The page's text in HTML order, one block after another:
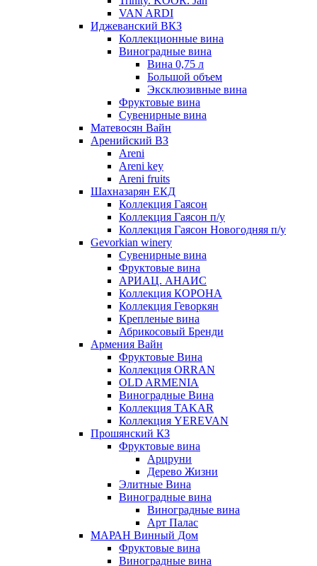
VAN ARDI
Иджеванский ВКЗ
Коллекционные вина
Виноградные вина
Вина 0,75 л
Большой объем
Эксклюзивные вина
Фруктовые вина
Cувенирные вина
Матевосян Вайн
Аренийский ВЗ
Areni
Areni key
Areni fruits
Шахназарян ЕКД
Коллекция Гаясон
Коллекция Гаясон п/у
Коллекция Гаясон Новогодняя п/у
Gevorkian winery
Сувенирные вина
Фруктовые вина
АРИАЦ. АНАИС
Коллекция КОРОНА
Коллекция Геворкян
Крепленые вина
Абрикосовый Бренди
Армения Вайн
Фруктовые Вина
Коллекция ORRAN
OLD ARMENIA
Виноградные Вина
Коллекция TAKAR
Коллекция YEREVAN
Прошянский КЗ
Фруктовые вина
Арцруни
Дерево Жизни
Элитные Вина
Виноградные вина
Виноградные вина
Арт Палас
МАРАН Винный Дом
Фруктовые вина
Виноградные вина